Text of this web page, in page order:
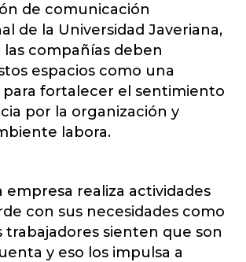
de comunicación
de la Universidad Javeriana,
compañías deben
espacios como una
fortalecer el sentimiento
por la organización y
labora.
empresa realiza actividades
con sus necesidades como
trabajadores sienten que son
y eso los impulsa a